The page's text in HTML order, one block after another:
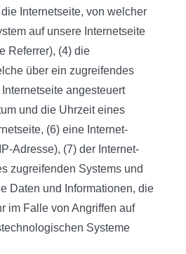
Internetseite, von welcher
auf unsere Internetseite
Referrer), (4) die
über ein zugreifendes
angesteuert
und die Uhrzeit eines
(6) eine Internet-
Adresse), (7) der Internet-
zugreifenden Systems und
Daten und Informationen, die
im Falle von Angriffen auf
Systeme